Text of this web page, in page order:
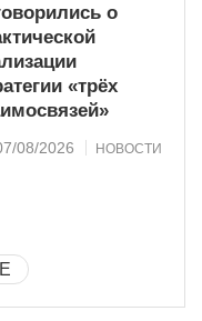
о
«трёх
08/2026 НОВОСТИ